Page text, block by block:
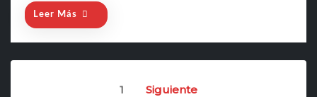
Leer Más
1 Siguiente